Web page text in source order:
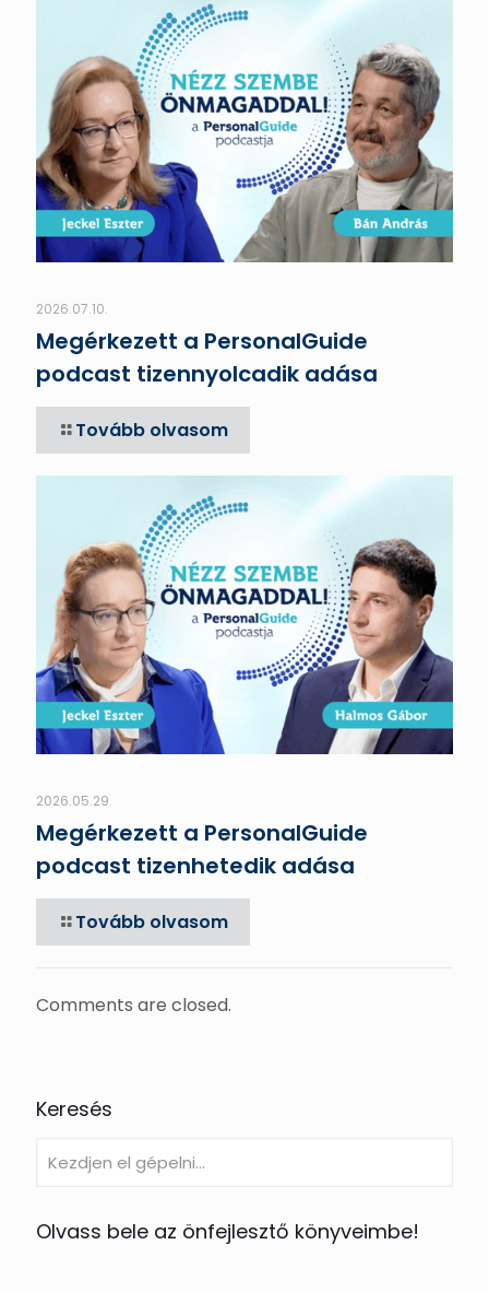
2026.07.10.
Megérkezett a PersonalGuide
podcast tizennyolcadik adása
Tovább olvasom
2026.05.29.
Megérkezett a PersonalGuide
podcast tizenhetedik adása
Tovább olvasom
Comments are closed.
Keresés
Olvass bele az önfejlesztő könyveimbe!